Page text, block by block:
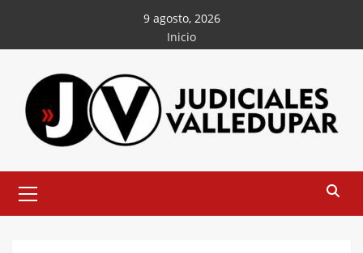
contenido
9 agosto, 2026
Inicio
principal